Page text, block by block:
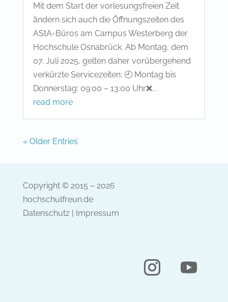
Mit dem Start der vorlesungsfreien Zeit
ändern sich auch die Öffnungszeiten des
AStA-Büros am Campus Westerberg der
Hochschule Osnabrück. Ab Montag, dem
07. Juli 2025, gelten daher vorübergehend
verkürzte Servicezeiten: 🕘 Montag bis
Donnerstag: 09:00 – 13:00 Uhr❌...
read more
« Older Entries
Copyright © 2015 – 2026
hochschulfreun.de
Datenschutz| Impressum